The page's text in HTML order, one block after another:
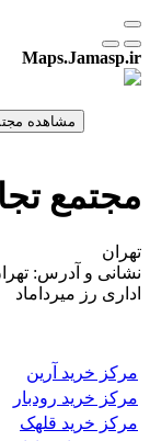
Maps.Jamasp.ir
مجتمع
تهران
نشانی و آدرس:
اداری رز میرداماد
مرکز خرید آرین
مرکز خرید رودبار
مرکز خرید قلهک